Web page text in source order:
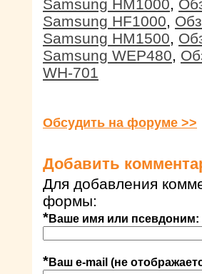
Samsung HM1000,
Samsung HF1000,
Samsung HM1500,
Samsung WEP480,
WH-701
Обсудить на форуме >>
Добавить
Для добавления
формы:
*Ваше имя или псевдоним:
*Ваш e-mail (не